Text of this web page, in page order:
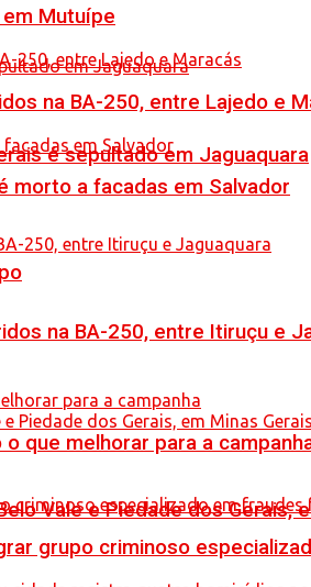
é sepultado em Jaguaquara
na BA-250, entre Itiruçu e
Vale e Piedade dos Gerais,
Mutuípe
na BA-250, entre Lajedo e
morto a facadas em Salvador
que melhorar para a
grupo criminoso